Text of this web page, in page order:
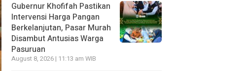
Gubernur Khofifah Pastikan
Intervensi Harga Pangan
Berkelanjutan, Pasar Murah
Disambut Antusias Warga
Pasuruan
August 8, 2026 | 11:13 am WIB